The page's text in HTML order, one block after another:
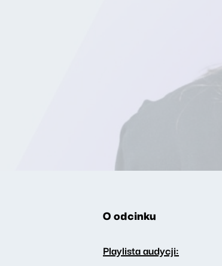
O odcinku
Playlista audycji: